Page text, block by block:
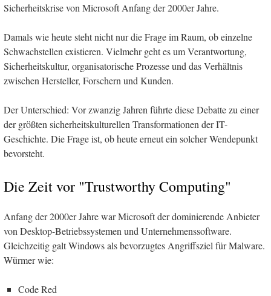
Sicherheitskrise von Microsoft Anfang der 2000er Jahre.
Damals wie heute steht nicht nur die Frage im Raum, ob einzelne
Schwachstellen existieren. Vielmehr geht es um Verantwortung,
Sicherheitskultur, organisatorische Prozesse und das Verhältnis
zwischen Hersteller, Forschern und Kunden.
Der Unterschied: Vor zwanzig Jahren führte diese Debatte zu einer
der größten sicherheitskulturellen Transformationen der IT-
Geschichte. Die Frage ist, ob heute erneut ein solcher Wendepunkt
bevorsteht.
Die Zeit vor "Trustworthy Computing"
Anfang der 2000er Jahre war Microsoft der dominierende Anbieter
von Desktop-Betriebssystemen und Unternehmenssoftware.
Gleichzeitig galt Windows als bevorzugtes Angriffsziel für Malware.
Würmer wie:
Code Red